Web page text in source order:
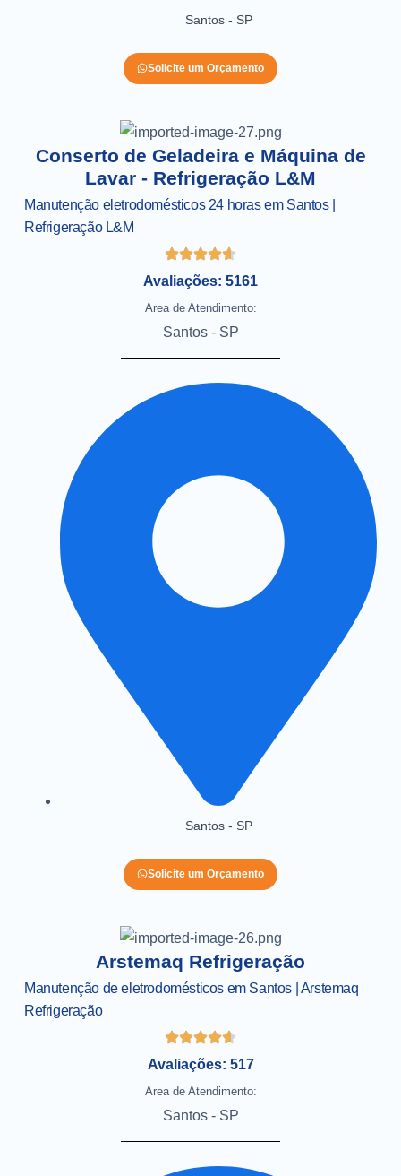
Santos - SP
Solicite um Orçamento
Conserto de Geladeira e Máquina de
Lavar - Refrigeração L&M
Manutenção eletrodomésticos 24 horas em Santos |
Refrigeração L&M
Avaliações: 5161
Area de Atendimento:
Santos - SP
Santos - SP
Solicite um Orçamento
Arstemaq Refrigeração
Manutenção de eletrodomésticos em Santos | Arstemaq
Refrigeração
Avaliações: 517
Area de Atendimento:
Santos - SP